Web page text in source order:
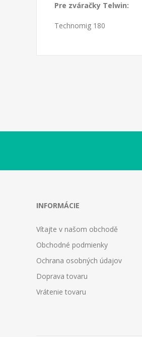
Pre zváračky Telwin:
Technomig 180
INFORMÁCIE
Vítajte v našom obchodě
Obchodné podmienky
Ochrana osobných údajov
Doprava tovaru
Vrátenie tovaru